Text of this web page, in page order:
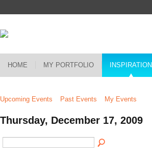
HOME MY PORTFOLIO INSPIRATION
Upcoming Events Past Events My Events
Thursday, December 17, 2009